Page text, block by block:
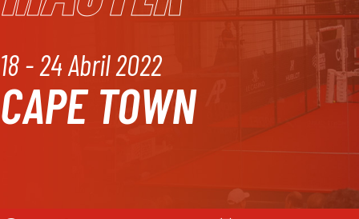
18 - 24 Abril 2022
CAPE TOWN